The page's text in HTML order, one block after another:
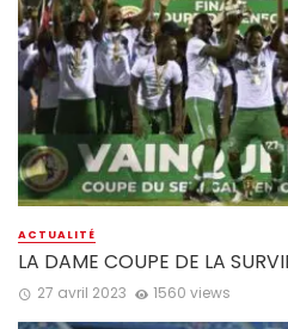
ACTUALITÉ
LA DAME COUPE DE LA
27 avril 2023 1560 views